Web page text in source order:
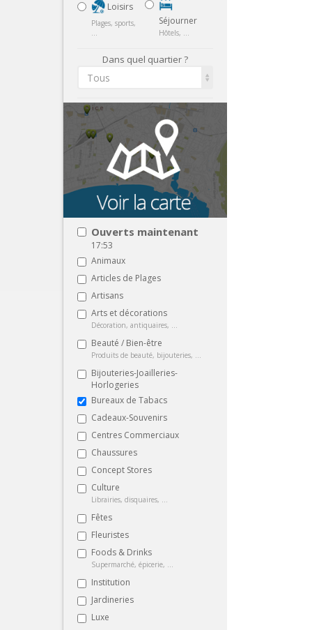
Loisirs
Plages, sports,
...
Séjourner
Hôtels, ...
Dans quel quartier ?
Tous
Ouverts maintenant
17:53
Animaux
Articles de Plages
Artisans
Arts et décorations
Décoration, antiquaires, ...
Beauté / Bien-être
Produits de beauté, bijouteries, ...
Bijouteries-Joailleries-
Horlogeries
Bureaux de Tabacs
Cadeaux-Souvenirs
Centres Commerciaux
Chaussures
Concept Stores
Culture
Librairies, disquaires, ...
Fêtes
Fleuristes
Foods & Drinks
Supermarché, épicerie, ...
Institution
Jardineries
Luxe